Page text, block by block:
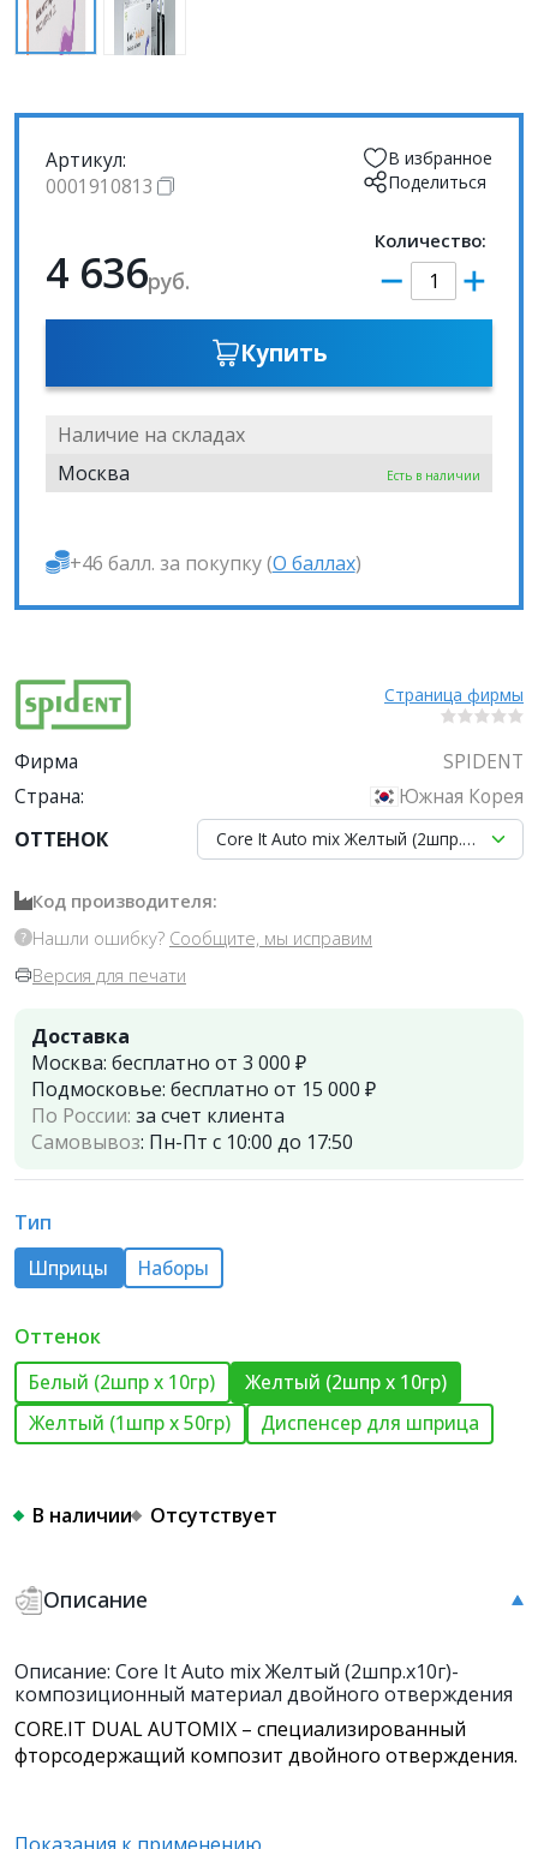
Артикул:
0001910813
В избранное
Поделиться
4 636руб.
Количество:
Купить
Наличие на складах
Москва
Есть в наличии
+46 балл. за покупку (О баллах)
Страница фирмы
Фирма
SPIDENT
Страна:
Южная Корея
ОТТЕНОК
Core It Auto mix Желтый (2шпр.х10г)-
Код производителя:
Нашли ошибку? Сообщите, мы исправим
Версия для печати
Доставка
Москва: бесплатно от 3 000 ₽
Подмосковье: бесплатно от 15 000 ₽
По России: за счет клиента
Самовывоз: Пн-Пт с 10:00 до 17:50
Тип
Шприцы Наборы
Оттенок
Белый (2шпр x 10гр)
Желтый (2шпр x 10гр)
Желтый (1шпр x 50гр)
Диспенсер для шприца
В наличии Отсутствует
Описание
Описание: Core It Auto mix Желтый (2шпр.х10г)-
композиционный материал двойного отверждения
CORE.IT DUAL AUTOMIX – специализированный
фторсодержащий композит двойного отверждения.